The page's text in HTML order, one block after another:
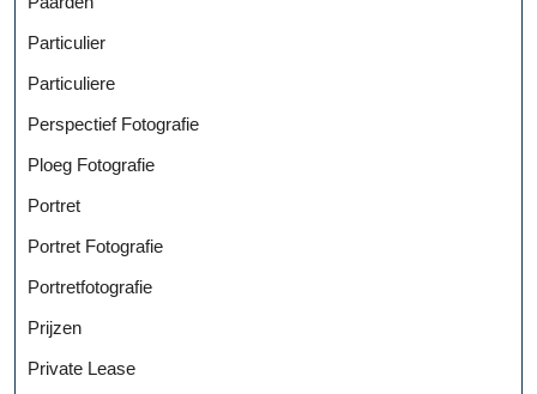
Particulier
Particuliere
Perspectief Fotografie
Ploeg Fotografie
Portret
Portret Fotografie
Portretfotografie
Prijzen
Private Lease